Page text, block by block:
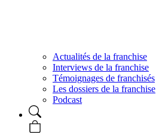
Actualités de la franchise
Interviews de la franchise
Témoignages de franchisés
Les dossiers de la franchise
Podcast